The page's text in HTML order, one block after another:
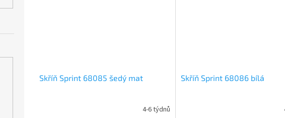
Skříň Sprint 68085 šedý mat
4-6 týdnů
Skříň Sprint 68086 bílá